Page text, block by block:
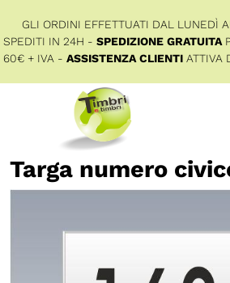
GLI ORDINI EFFETTUATI DAL LUNEDÌ
SPEDITI IN 24H - SPEDIZIONE GRATUITA
60€ + IVA - ASSISTENZA CLIENTIATTIVA
Targa numero